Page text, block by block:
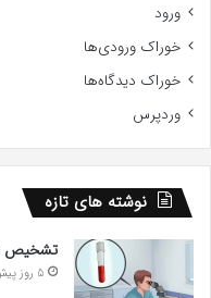
ورود
خوراک ورودی‌ها
خوراک دیدگاه‌ها
وردپرس
نوشته های تازه
تشخیص
5 روز پیش